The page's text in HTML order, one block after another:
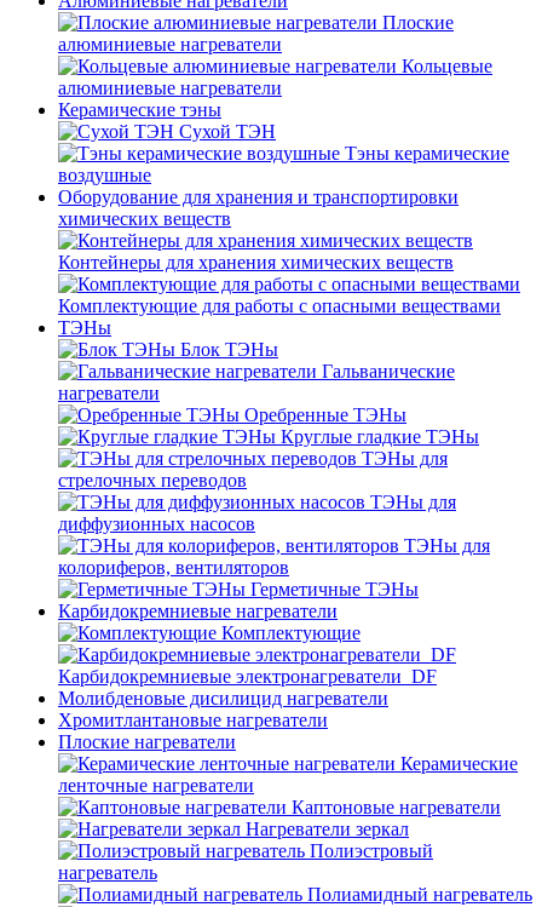
Плоские
алюминиевые нагреватели
Кольцевые
алюминиевые нагреватели
Керамические тэны
Сухой ТЭН
Тэны керамические
воздушные
Оборудование для хранения и транспортировки
химических веществ
Контейнеры для хранения химических веществ
Комплектующие для работы с опасными веществами
ТЭНы
Блок ТЭНы
Гальванические
нагреватели
Оребренные ТЭНы
Круглые гладкие ТЭНы
ТЭНы для
стрелочных переводов
ТЭНы для
диффузионных насосов
ТЭНы для
колориферов, вентиляторов
Герметичные ТЭНы
Карбидокремниевые нагреватели
Комплектующие
Карбидокремниевые электронагреватели_DF
Молибденовые дисилицид нагреватели
Хромитлантановые нагреватели
Плоские нагреватели
Керамические
ленточные нагреватели
Каптоновые нагреватели
Нагреватели зеркал
Полиэстровый
нагреватель
Полиамидный нагреватель